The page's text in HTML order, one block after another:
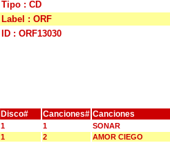
Tipo : CD
Label : ORF
ID : ORF13030
Disco# Canciones# Canciones
1 1
SONAR
1
2
AMOR CIEGO